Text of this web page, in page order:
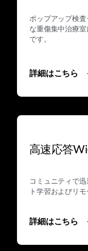
ポップアップ検
な重傷集中治療
です。
詳細はこちら
高速応答
コミュニティで
ト学習およびリ
詳細はこちら